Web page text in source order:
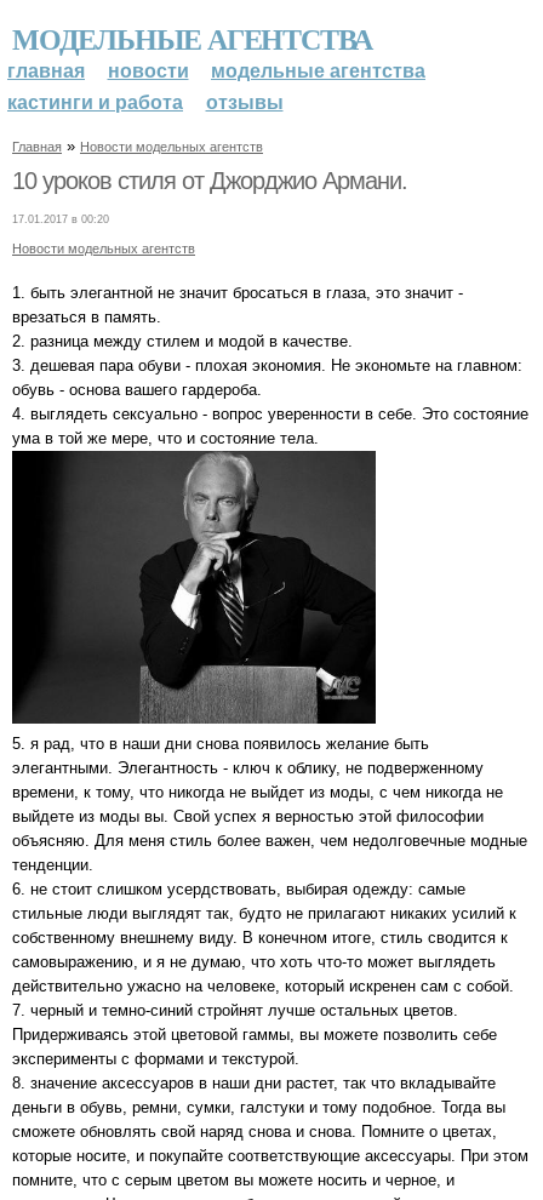
МОДЕЛЬНЫЕ АГЕНТСТВА
главная новости
модельные агентства
кастинги и работа
отзывы
Главная » Новости модельных агентств
10 уроков стиля от Джорджио Армани.
17.01.2017 в 00:20
Новости модельных агентств
1. быть элегантной не значит бросаться в глаза, это значит -
врезаться в память.
2. разница между стилем и модой в качестве.
3. дешевая пара обуви - плохая экономия. Не экономьте на главном:
обувь - основа вашего гардероба.
4. выглядеть сексуально - вопрос уверенности в себе. Это состояние
ума в той же мере, что и состояние тела.
5. я рад, что в наши дни снова появилось желание быть
элегантными. Элегантность - ключ к облику, не подверженному
времени, к тому, что никогда не выйдет из моды, с чем никогда не
выйдете из моды вы. Свой успех я верностью этой философии
объясняю. Для меня стиль более важен, чем недолговечные модные
тенденции.
6. не стоит слишком усердствовать, выбирая одежду: самые
стильные люди выглядят так, будто не прилагают никаких усилий к
собственному внешнему виду. В конечном итоге, стиль сводится к
самовыражению, и я не думаю, что хоть что-то может выглядеть
действительно ужасно на человеке, который искренен сам с собой.
7. черный и темно-синий стройнят лучше остальных цветов.
Придерживаясь этой цветовой гаммы, вы можете позволить себе
эксперименты с формами и текстурой.
8. значение аксессуаров в наши дни растет, так что вкладывайте
деньги в обувь, ремни, сумки, галстуки и тому подобное. Тогда вы
сможете обновлять свой наряд снова и снова. Помните о цветах,
которые носите, и покупайте соответствующие аксессуары. При этом
помните, что с серым цветом вы можете носить и черное, и